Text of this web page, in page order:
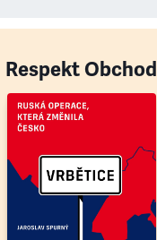
Respekt Obchod